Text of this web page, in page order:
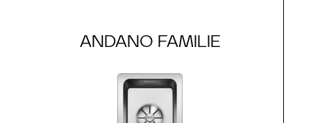
ANDANO FAMILIE